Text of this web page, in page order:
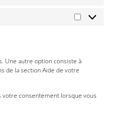
Une autre option consiste à
de la section Aide de votre
votre consentement lorsque vous